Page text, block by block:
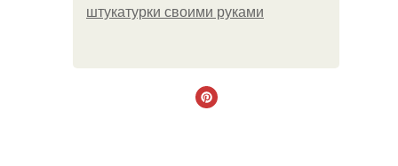
штукатурки своими руками